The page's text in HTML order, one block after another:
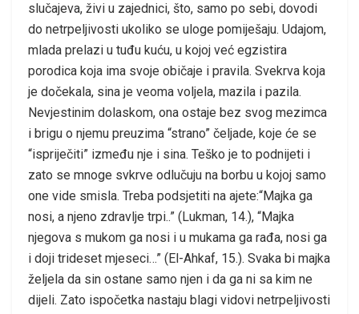
slučajeva, živi u zajednici, što, samo po sebi, dovodi
do netrpeljivosti ukoliko se uloge pomiješaju. Udajom,
mlada prelazi u tuđu kuću, u kojoj već egzistira
porodica koja ima svoje običaje i pravila. Svekrva koja
je dočekala, sina je veoma voljela, mazila i pazila.
Nevjestinim dolaskom, ona ostaje bez svog mezimca
i brigu o njemu preuzima “strano” čeljade, koje će se
“ispriječiti” između nje i sina. Teško je to podnijeti i
zato se mnoge svkrve odlučuju na borbu u kojoj samo
one vide smisla. Treba podsjetiti na ajete:“Majka ga
nosi, a njeno zdravlje trpi..” (Lukman, 14.), “Majka
njegova s mukom ga nosi i u mukama ga rađa, nosi ga
i doji trideset mjeseci…” (El-Ahkaf, 15.). Svaka bi majka
željela da sin ostane samo njen i da ga ni sa kim ne
dijeli. Zato ispočetka nastaju blagi vidovi netrpeljivosti